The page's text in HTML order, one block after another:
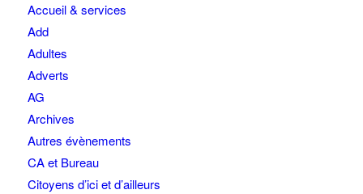
Accueil & services
Add
Adultes
Adverts
AG
Archives
Autres évènements
CA et Bureau
Citoyens d’ici et d’ailleurs